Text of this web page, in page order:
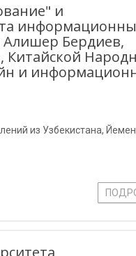
и
Бердиев,
Китайской
и
из Узбекистана,